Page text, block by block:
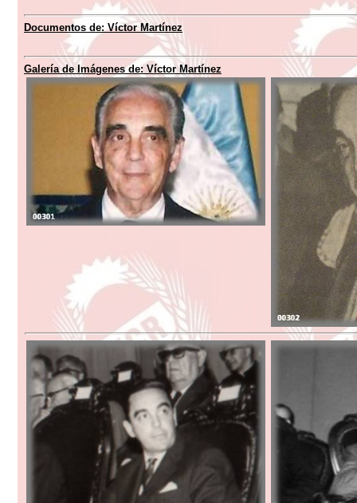
Documentos de:Víctor Martínez
Galería de Imágenes de: Víctor Martínez